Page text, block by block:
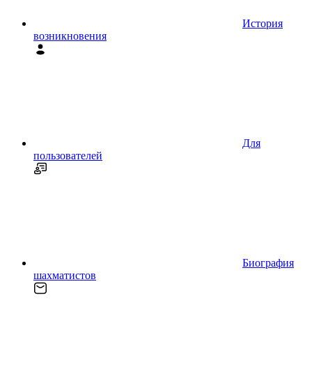
История
возникновения
Для
пользователей
Биография
шахматистов